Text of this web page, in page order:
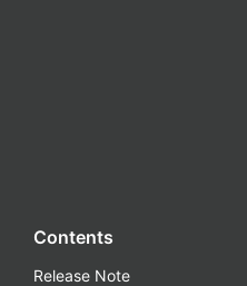
Contents
Release Note